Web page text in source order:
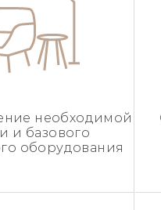
необходимой
и базового
оборудования